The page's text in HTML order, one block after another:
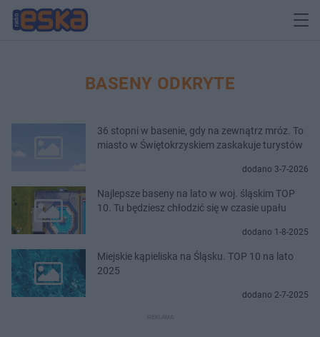
BASENY ODKRYTE
36 stopni w basenie, gdy na zewnątrz mróz. To
miasto w Świętokrzyskiem zaskakuje turystów
dodano 3-7-2026
Najlepsze baseny na lato w woj. śląskim TOP
10. Tu będziesz chłodzić się w czasie upału
dodano 1-8-2025
Miejskie kąpieliska na Śląsku. TOP 10 na lato
2025
dodano 2-7-2025